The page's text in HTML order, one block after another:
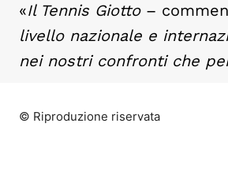
«Il Tennis Giotto–
livello nazionale e
nei nostri confronti che
© Riproduzione riservata